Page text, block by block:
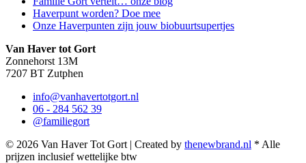
Haverpunt worden? Doe mee
Onze Haverpunten zijn jouw biobuurtsupertjes
Van Haver tot Gort
Zonnehorst 13M
7207 BT Zutphen
info@vanhavertotgort.nl
06 - 284 562 39
@familiegort
© 2026 Van Haver Tot Gort | Created by thenewbrand.nl * Alle
prijzen inclusief wettelijke btw